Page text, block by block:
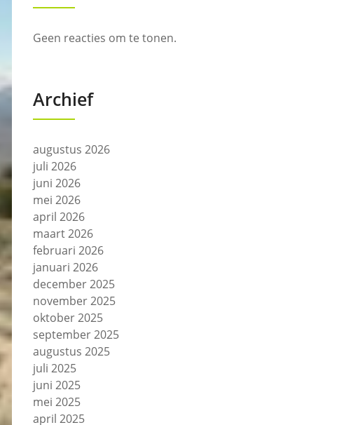
Geen reacties om te tonen.
Archief
augustus 2026
juli 2026
juni 2026
mei 2026
april 2026
maart 2026
februari 2026
januari 2026
december 2025
november 2025
oktober 2025
september 2025
augustus 2025
juli 2025
juni 2025
mei 2025
april 2025